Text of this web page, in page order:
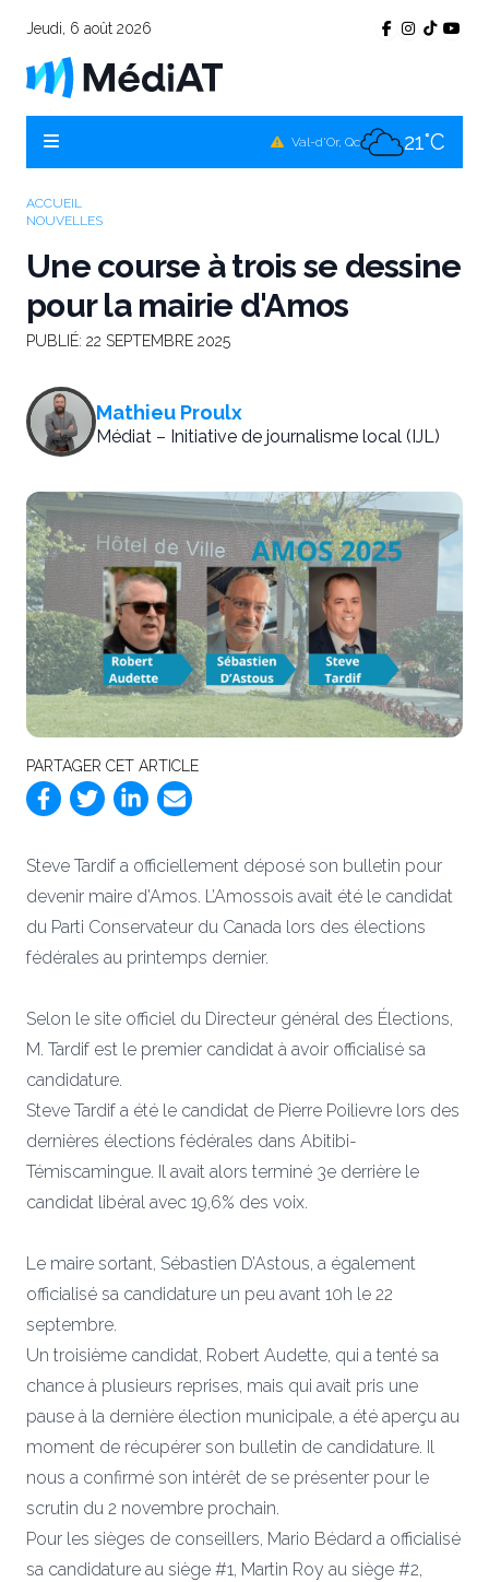
Jeudi, 6 août 2026
Val-d'Or, Qc 21°C
ACCUEIL
NOUVELLES
Une course à trois se dessine
pour la mairie d'Amos
PUBLIÉ: 22 SEPTEMBRE 2025
Mathieu Proulx
Médiat – Initiative de journalisme local (IJL)
PARTAGER CET ARTICLE
Steve Tardif a officiellement déposé son bulletin pour
devenir maire d’Amos. L’Amossois avait été le candidat
du Parti Conservateur du Canada lors des élections
fédérales au printemps dernier.
Selon le site officiel du Directeur général des Élections,
M. Tardif est le premier candidat à avoir officialisé sa
candidature.
Steve Tardif a été le candidat de Pierre Poilievre lors des
dernières élections fédérales dans Abitibi-
Témiscamingue. Il avait alors terminé 3e derrière le
candidat libéral avec 19,6% des voix.
Le maire sortant, Sébastien D’Astous, a également
officialisé sa candidature un peu avant 10h le 22
septembre.
Un troisième candidat, Robert Audette, qui a tenté sa
chance à plusieurs reprises, mais qui avait pris une
pause à la dernière élection municipale, a été aperçu au
moment de récupérer son bulletin de candidature. Il
nous a confirmé son intérêt de se présenter pour le
scrutin du 2 novembre prochain.
Pour les sièges de conseillers, Mario Bédard a officialisé
sa candidature au siège #1, Martin Roy au siège #2,